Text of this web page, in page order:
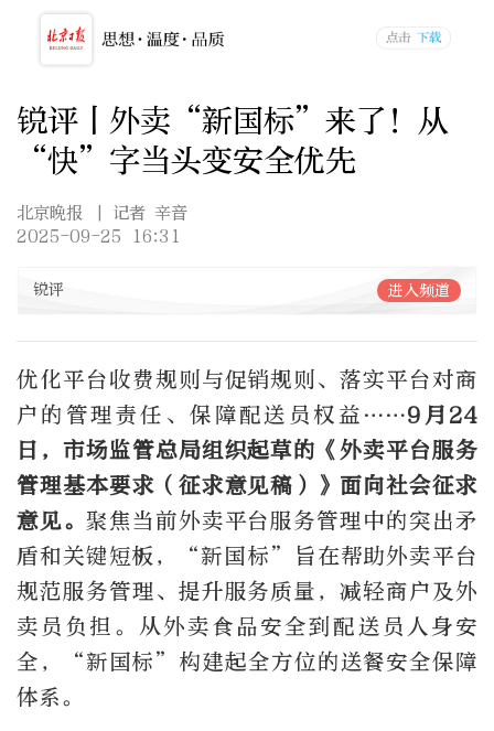
锐评丨外卖“新国标”来了！从
“快”字当头变安全优先
北京晚报
| 记者 辛音
2025-09-25 16:31
锐评 进入频道
优化平台收费规则与促销规则、落实平台对商
户的管理责任、保障配送员权益……9月24
日，市场监管总局组织起草的《外卖平台服务
管理基本要求（征求意见稿）》面向社会征求
意见。 聚焦当前外卖平台服务管理中的突出矛
盾和关键短板，“新国标”旨在帮助外卖平台
规范服务管理、提升服务质量，减轻商户及外
卖员负担。从外卖食品安全到配送员人身安
全，“新国标”构建起全方位的送餐安全保障
体系。